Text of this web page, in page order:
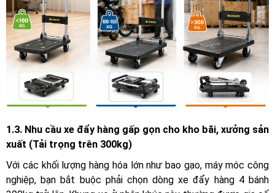
1.3. Nhu cầu xe đẩy hàng gấp gọn cho kho bãi, xưởng sản
xuất (Tải trọng trên 300kg)
Với các khối lượng hàng hóa lớn như bao gạo, máy móc công
nghiệp, bạn bắt buộc phải chọn dòng xe đẩy hàng 4 bánh